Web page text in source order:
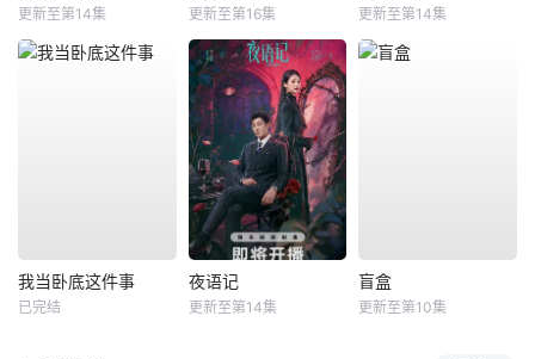
更新至第14集 更新至第16集 更新至第14集
我当卧底这件事
已完结
夜语记
更新至第14集
盲盒
更新至第10集